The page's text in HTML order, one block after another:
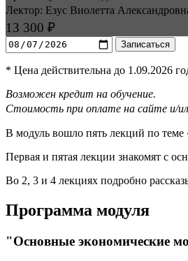
Лектор: Езус Виолетта
13 300 ₽
Записаться
* Цена действительна до 1.09.2026
Возможен кредит на обучение.
Стоимость при оплате на сайте и/
В модуль вошло пять лекций по
Первая и пятая лекции знакомят с
Во 2, 3 и 4 лекциях подробно
Программа модуля
"Основные экономические